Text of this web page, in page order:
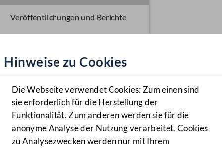
Hilfe
Benutzer
Navigationsmenü öffnen
MENÜ
Hinweise zu Cookies
Die Webseite verwendet Cookies: Zum einen sind
sie erforderlich für die Herstellung der
Funktionalität. Zum anderen werden sie für die
anonyme Analyse der Nutzung verarbeitet. Cookies
zu Analysezwecken werden nur mit Ihrem
Veröffentlichungen und Berichte
Parlamentarisches Verfahren